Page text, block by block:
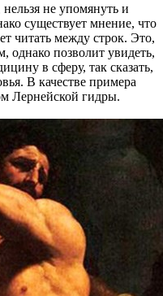
нельзя не упомянуть и
существует мнение, что
читать между строк. Это,
однако позволит увидеть,
в сферу, так сказать,
В качестве примера
Лернейской гидры.